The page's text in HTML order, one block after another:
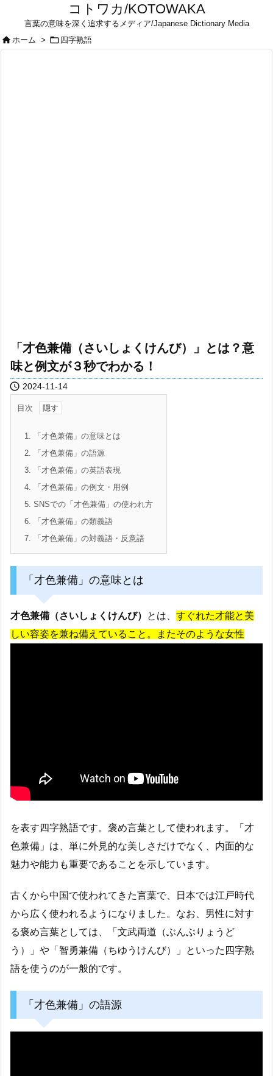
コトワカ/KOTOWAKA
言葉の意味を深く追求するメディア/Japanese Dictionary Media
ホーム >  四字熟語
「才色兼備（さいしょくけんび）」とは？意
味と例文が３秒でわかる！
 2024-11-14
目次
1. 「才色兼備」の意味とは
2. 「才色兼備」の語源
3. 「才色兼備」の英語表現
4. 「才色兼備」の例文・用例
5. SNSでの「才色兼備」の使われ方
6. 「才色兼備」の類義語
7. 「才色兼備」の対義語・反意語
「才色兼備」の意味とは
才色兼備（さいしょくけんび） とは、 すぐれた才能と美
しい容姿を兼ね備えていること。またそのような女性
を表す四字熟語です。褒め言葉として使われます。「才
色兼備」は、単に外見的な美しさだけでなく、内面的な
魅力や能力も重要であることを示しています。
古くから中国で使われてきた言葉で、日本では江戸時代
から広く使われるようになりました。なお、男性に対す
る褒め言葉としては、「文武両道（ぶんぶりょうど
う）」や「智勇兼備（ちゆうけんび）」といった四字熟
語を使うのが一般的です。
「才色兼備」の語源